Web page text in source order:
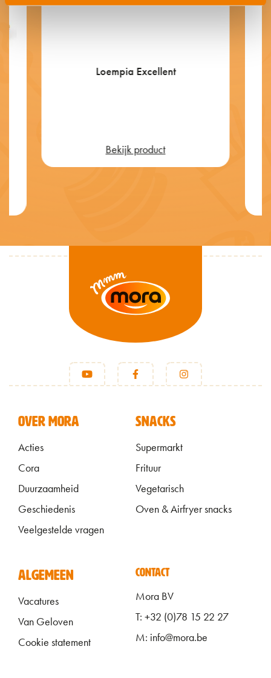
Loempia Excellent
Bekijk product
VOET
OVER MORA
Acties
Cora
Duurzaamheid
Geschiedenis
Veelgestelde vragen
SNACKS
Supermarkt
Frituur
Vegetarisch
Oven & Airfryer snacks
ALGEMEEN FOOTER
ALGEMEEN
Vacatures
Van Geloven
Cookie statement
CONTACT
Mora BV
T: +32 (0)78 15 22 27
M: info@mora.be